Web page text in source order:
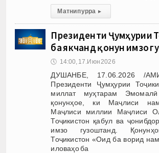
Матни пурра ▸
Президенти Ҷумҳурии
ба якчанд қонун имзо
🕔 14:00, 17.Июн 2026
ДУШАНБЕ, 17.06.2026 /
Президенти Ҷумҳурии
миллат муҳтарам
қонунҳое, ки Маҷлиси
Маҷлиси миллии Маҷлиси
Тоҷикистон қабул ва
имзо гузоштанд.
Тоҷикистон «Оид ба ворид
иловаҳо ба